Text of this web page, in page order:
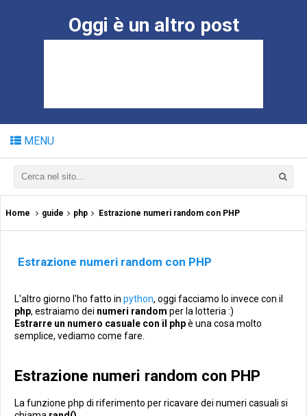
Oggi è un altro post
MENU
Home guide php Estrazione numeri random con PHP
Estrazione numeri random con PHP
L'altro giorno l'ho fatto in python, oggi facciamo lo invece con il
php, estraiamo dei numeri random per la lotteria :)
Estrarre un numero casuale con il phpè una cosa molto
semplice, vediamo come fare.
Estrazione numeri random con PHP
La funzione php di riferimento per ricavare dei numeri casuali si